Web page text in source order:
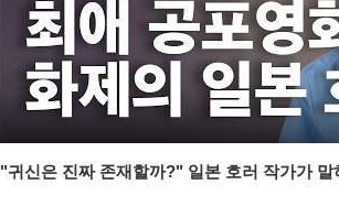
"귀신은 진짜 존재할까?" 일본 호러 작가가